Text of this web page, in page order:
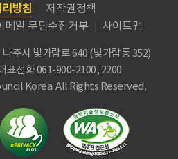
방침
저작권정책
메일 무단수집거부
사이트맵
주시 빛가람로 640 (빛가람동 352)
표전화 061-900-2100, 2200
Korea. All Rights Reserved.